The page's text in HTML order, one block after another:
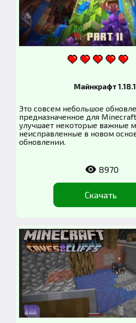
Майнкрафт 1.18.1
Это совсем небольшое
предназначенное для
улучшает некоторые важные
неисправленные в новом
обновлении.
Скачать
8970